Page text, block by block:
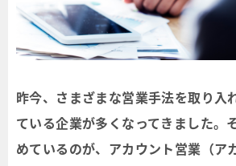
昨今、さまざまな営業手法を取り入
ている企業が多くなってきました。
めているのが、アカウント営業（ア